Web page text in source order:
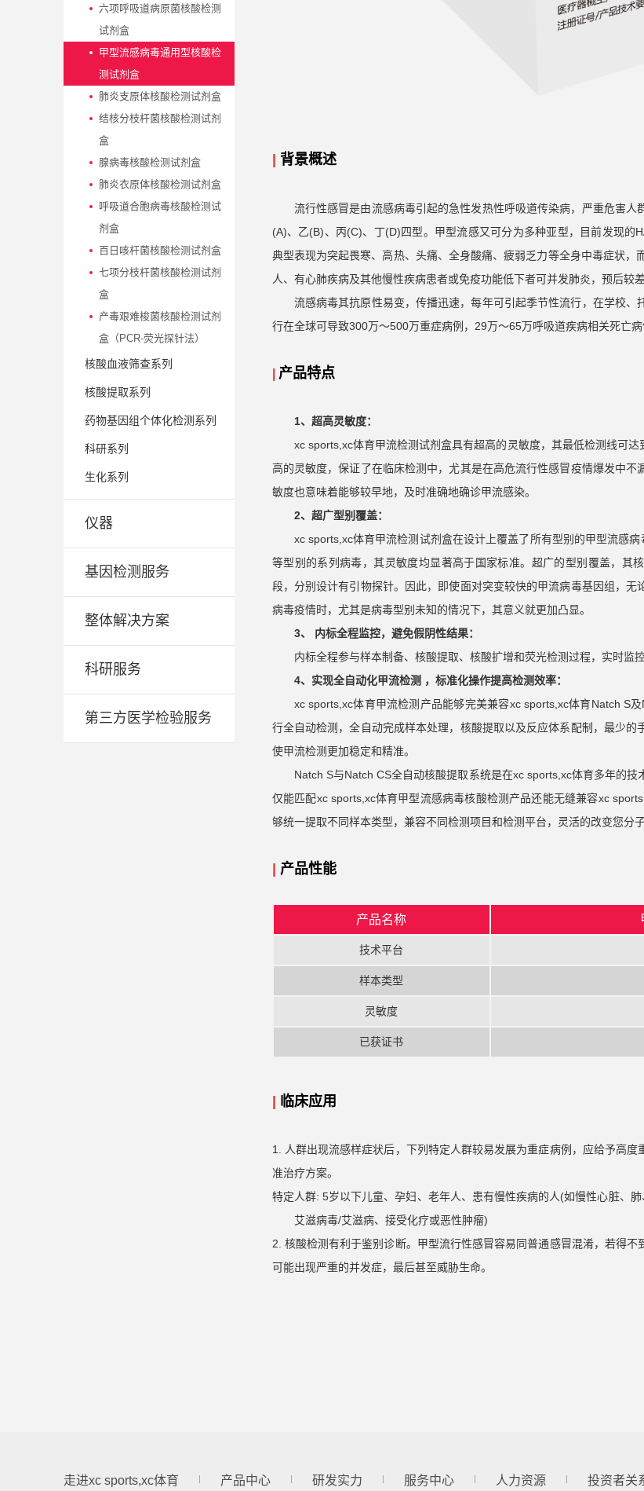
六项呼吸道病原菌核酸检测
试剂盒 ​
甲型流感病毒通用型核酸检
测试剂盒
肺炎支原体核酸检测试剂盒
结核分枝杆菌核酸检测试剂
盒
腺病毒核酸检测试剂盒
肺炎衣原体核酸检测试剂盒
呼吸道合胞病毒核酸检测试
剂盒
百日咳杆菌核酸检测试剂盒
七项分枝杆菌核酸检测试剂
盒
产毒艰难梭菌核酸检测试剂
盒（PCR-荧光探针法）
核酸血液筛查系列
核酸提取系列
药物基因组个体化检测系列
科研系列
生化系列
仪器
基因检测服务
整体解决方案
科研服务
第三方医学检验服务
| 背景概述
流行性感冒是由流感病毒引起的急性发热性呼吸道传染病，严重危害
(A)、乙(B)、丙(C)、丁(D)四型。甲型流感又可分为多种亚型，目前发现
典型表现为突起畏寒、高热、头痛、全身酸痛、疲弱乏力等全身中毒症状
人、有心肺疾病及其他慢性疾病患者或免疫功能低下者可并发肺炎，预后较差
流感病毒其抗原性易变，传播迅速，每年可引起季节性流行，在学校
行在全球可导致300万～500万重症病例，29万～65万呼吸道疾病相关死亡病
产品特点
1、超高灵敏度：
xc sports,xc体育甲流检测试剂盒具有超高的灵敏度，其最低检测线可
高的灵敏度，保证了在临床检测中，尤其是在高危流行性感冒疫情爆发中
敏度也意味着能够较早地，及时准确地确诊甲流感染。
2、超广型别覆盖：
xc sports,xc体育甲流检测试剂盒在设计上覆盖了所有型别的甲型流感
等型别的系列病毒，其灵敏度均显著高于国家标准。超广的型别覆盖，其
段，分别设计有引物探针。因此，即使面对突变较快的甲流病毒基因组，
病毒疫情时，尤其是病毒型别未知的情况下，其意义就更加凸显。
3、 内标全程监控，避免假阴性结果：
内标全程参与样本制备、核酸提取、核酸扩增和荧光检测过程，实时监
4、实现全自动化甲流检测 ，标准化操作提高检测效率：
xc sports,xc体育甲流检测产品能够完美兼容xc sports,xc体育Natch S
行全自动检测，全自动完成样本处理，核酸提取以及反应体系配制，最少
使甲流检测更加稳定和精准。
Natch S与Natch CS全自动核酸提取系统是在xc sports,xc体育多年的
仅能匹配xc sports,xc体育甲型流感病毒核酸检测产品还能无缝兼容xc
够统一提取不同样本类型，兼容不同检测项目和检测平台，灵活的改变您分
| 产品性能
产品名称
技术平台
样本类型
灵敏度
已获证书
| 临床应用
1.
人群出现流感样症状后，下列特定人群较易发展为重症病例，应给予高
准治疗方案。
特定人群:5岁以下儿童、孕妇、老年人、患有慢性疾病的人(如慢性心脏、
艾滋病毒/艾滋病、接受化疗或恶性肿瘤)
2. 核酸检测有利于鉴别诊断。甲型流行性感冒容易同普通感冒混淆，若得
可能出现严重的并发症，最后甚至威胁生命。
走进xc sports,xc体育 产品中心 研发实力 服务中心 人力资源 投资者关